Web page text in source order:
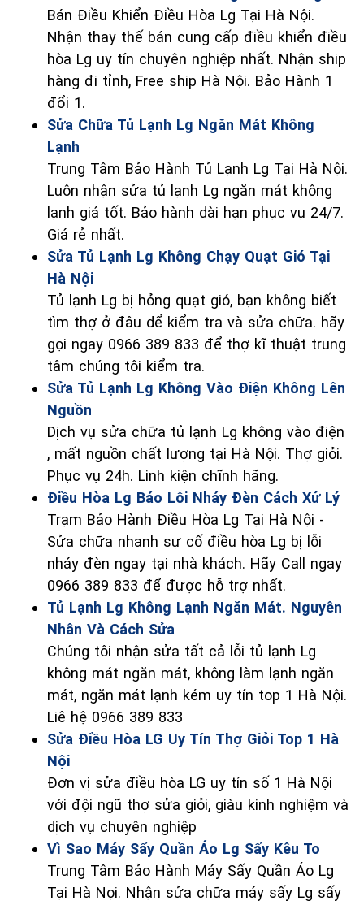
Bán Điều Khiển Điều Hòa Lg Tại Hà Nội.
Nhận thay thế bán cung cấp điều khiển điều
hòa Lg uy tín chuyên nghiệp nhất. Nhận ship
hàng đi tỉnh, Free ship Hà Nội. Bảo Hành 1
đổi 1.
Sửa Chữa Tủ Lạnh Lg Ngăn Mát Không
Lạnh
Trung Tâm Bảo Hành Tủ Lạnh Lg Tại Hà Nội.
Luôn nhận sửa tủ lạnh Lg ngăn mát không
lạnh giá tốt. Bảo hành dài hạn phục vụ 24/7.
Giá rẻ nhất.
Sửa Tủ Lạnh Lg Không Chạy Quạt Gió Tại
Hà Nội
Tủ lạnh Lg bị hỏng quạt gió, bạn không biết
tìm thợ ở đâu dể kiểm tra và sửa chữa. hãy
gọi ngay 0966 389 833 để thợ kĩ thuật trung
tâm chúng tôi kiểm tra.
Sửa Tủ Lạnh Lg Không Vào Điện Không Lên
Nguồn
Dịch vụ sửa chữa tủ lạnh Lg không vào điện
, mất nguồn chất lượng tại Hà Nội. Thợ giỏi.
Phục vụ 24h. Linh kiện chĩnh hãng.
Điều Hòa Lg Báo Lỗi Nháy Đèn Cách Xử Lý
Trạm Bảo Hành Điều Hòa Lg Tại Hà Nội -
Sửa chữa nhanh sự cố điều hòa Lg bị lỗi
nháy đèn ngay tại nhà khách. Hãy Call ngay
0966 389 833 để được hỗ trợ nhất.
Tủ Lạnh Lg Không Lạnh Ngăn Mát. Nguyên
Nhân Và Cách Sửa
Chúng tôi nhận sửa tất cả lỗi tủ lạnh Lg
không mát ngăn mát, không làm lạnh ngăn
mát, ngăn mát lạnh kém uy tín top 1 Hà Nội.
Liê hệ 0966 389 833
Sửa Điều Hòa LG Uy Tín Thợ Giỏi Top 1 Hà
Nội
Đơn vị sửa điều hòa LG uy tín số 1 Hà Nội
với đội ngũ thợ sửa giỏi, giàu kinh nghiệm và
dịch vụ chuyên nghiệp
Vì Sao Máy Sấy Quần Áo Lg Sấy Kêu To
Trung Tâm Bảo Hành Máy Sấy Quần Áo Lg
Tại Hà Nọi. Nhận sửa chữa máy sấy Lg sấy